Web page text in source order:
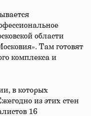
области
Там готовят
комплекса и
в которых
из этих стен
16